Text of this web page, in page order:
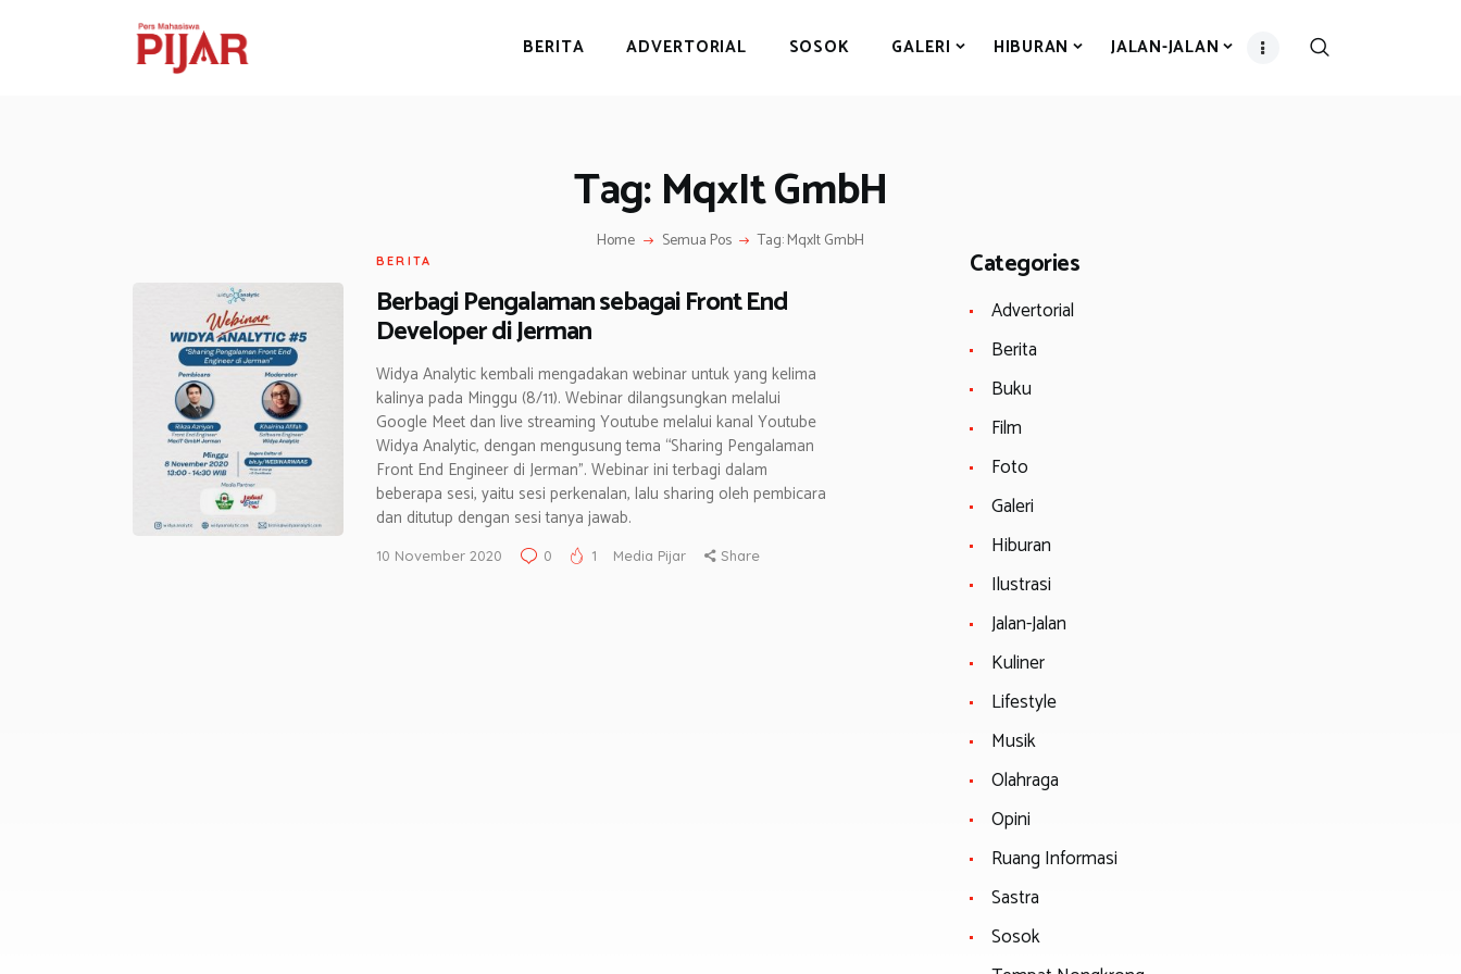
BERITA ADVERTORIAL SOSOK GALERI HIBURAN JALAN-JALAN
Tag: MqxIt GmbH
Home Semua Pos Tag: MqxIt GmbH
ADVERTORIAL
HIBURAN
JALAN-JALAN
GAYA HIDUP
OLAHRAGA
OPINI
BERITA
Berbagi Pengalaman sebagai Front End
Developer di Jerman
Widya Analytic kembali mengadakan webinar untuk yang kelima
kalinya pada Minggu (8/11). Webinar dilangsungkan melalui
Google Meet dan live streaming Youtube melalui kanal Youtube
Widya Analytic, dengan mengusung tema “Sharing Pengalaman
Front End Engineer di Jerman”. Webinar ini terbagi dalam
beberapa sesi, yaitu sesi perkenalan, lalu sharing oleh pembicara
dan ditutup dengan sesi tanya jawab.
10 November 2020 0 1 Media Pijar Share
Categories
Advertorial
Berita
Buku
Film
Foto
Galeri
Hiburan
Ilustrasi
Jalan-Jalan
Kuliner
Lifestyle
Musik
Olahraga
Opini
Ruang Informasi
Sastra
Sosok